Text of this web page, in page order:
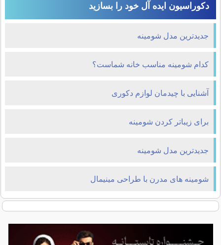
دکوراسیون ایده آل خود را بسازید
جدیدترین مدل شومینه
کدام شومینه مناسب خانه شماست؟
آشنایی با چیدمان لوازم دکوری
برای زیباتر کردن شومینه
جدیدترین مدل شومینه
شومینه های مدرن با طراحی مینیمال